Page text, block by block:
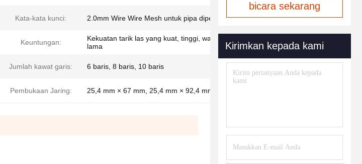
Kata-kata kunci: 2.0mm Wire Wire Mesh untuk pipa diperkuat
Keuntungan:
Kekuatan tarik las yang kuat, tinggi, waktu penggunaan yang
lama
Jumlah kawat garis: 6 baris, 8 baris, 10 baris
Pembukaan Jaring: 25,4 mm × 67 mm, 25,4 mm × 92,4 mm
bicara sekarang
Kirimkan kepada kami